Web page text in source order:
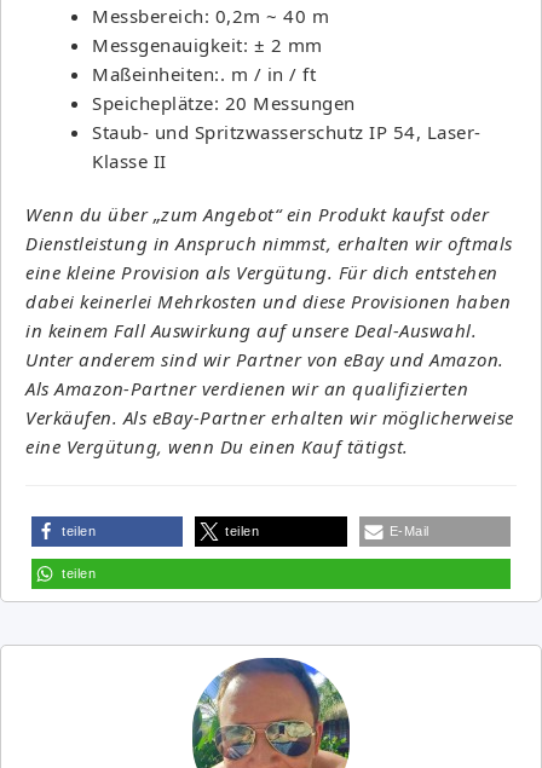
Messbereich: 0,2m ~ 40 m
Messgenauigkeit: ± 2 mm
Maßeinheiten:. m / in / ft
Speicheplätze: 20 Messungen
Staub- und Spritzwasserschutz IP 54, Laser-
Klasse II
Wenn du über „zum Angebot“ ein Produkt kaufst oder
Dienstleistung in Anspruch nimmst, erhalten wir oftmals
eine kleine Provision als Vergütung. Für dich entstehen
dabei keinerlei Mehrkosten und diese Provisionen haben
in keinem Fall Auswirkung auf unsere Deal-Auswahl.
Unter anderem sind wir Partner von eBay und Amazon.
Als Amazon-Partner verdienen wir an qualifizierten
Verkäufen. Als eBay-Partner erhalten wir möglicherweise
eine Vergütung, wenn Du einen Kauf tätigst.
teilen teilen E-Mail
teilen